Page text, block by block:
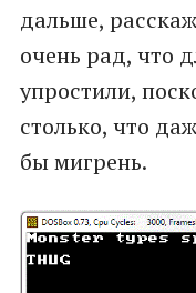
дальше,
очень рад, что
упростили,
столько, что
бы мигрень.